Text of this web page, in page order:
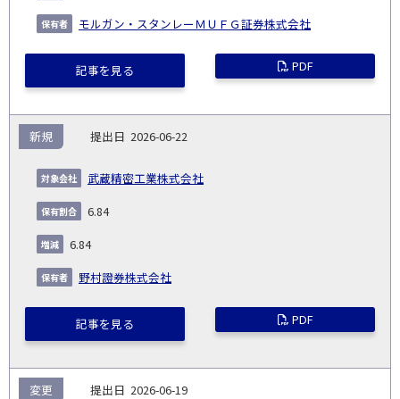
モルガン・スタンレーＭＵＦＧ証券株式会社
記事を見る PDF
2026-06-22
武蔵精密工業株式会社
新規
6.84
6.84
野村證券株式会社
記事を見る PDF
2026-06-19
変更